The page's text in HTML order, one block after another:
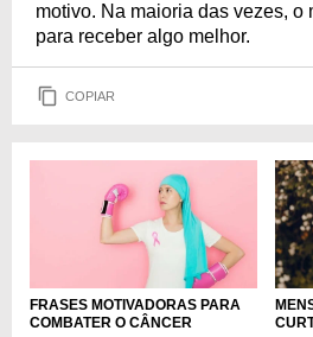
motivo. Na maioria das vezes, o
para receber algo melhor.
COPIAR
FRASES MOTIVADORAS PARA
COMBATER O CÂNCER